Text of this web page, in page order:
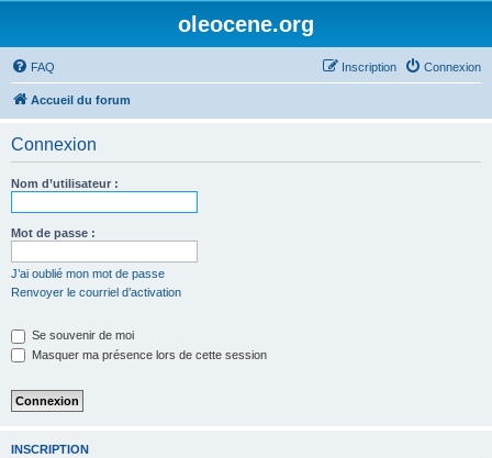
oleocene.org
FAQ Connexion
Inscription
Accueil du forum
Connexion
Nom d’utilisateur :
Mot de passe :
J’ai oublié mon mot de passe
Renvoyer le courriel d’activation
Se souvenir de moi
Masquer ma présence lors de cette session
INSCRIPTION